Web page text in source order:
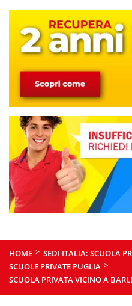
HOME > SEDI ITALIA: SCUOLA
SCUOLE PRIVATE PUGLIA >
SCUOLA PRIVATA VICINO A